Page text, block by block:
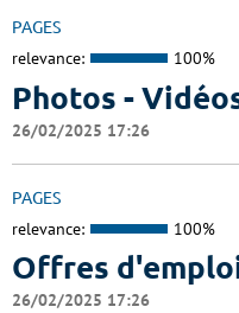
PAGES
relevance: 100%
Photos -
26/02/2025 17:26
PAGES
relevance: 100%
Offres
26/02/2025 17:26